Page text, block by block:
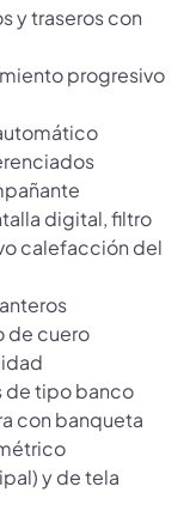
y traseros con
progresivo
digital, filtro
calefacción del
de cuero
de tipo banco
con banqueta
y de tela